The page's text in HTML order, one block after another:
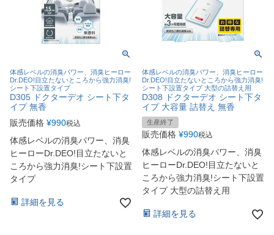
体感レベルの消臭パワー、消臭ヒーロー
Dr.DEO!目立たないところから強力消臭!
シート下設置タイプ
D305 ドクターデオ シート下タ
イプ 無香
販売価格 ¥990税込
体感レベルの消臭パワー、消臭
ヒーローDr.DEO!目立たないと
ころから強力消臭!シート下設置
タイプ
詳細を見る
体感レベルの消臭パワー、消臭ヒーロー
Dr.DEO!目立たないところから強力消臭!
シート下設置タイプ 大型の詰替え用
D308 ドクターデオ シート下タ
イプ 大容量 詰替え 無香
生産終了
販売価格 ¥990税込
体感レベルの消臭パワー、消臭
ヒーローDr.DEO!目立たないと
ころから強力消臭!シート下設置
タイプ 大型の詰替え用
詳細を見る